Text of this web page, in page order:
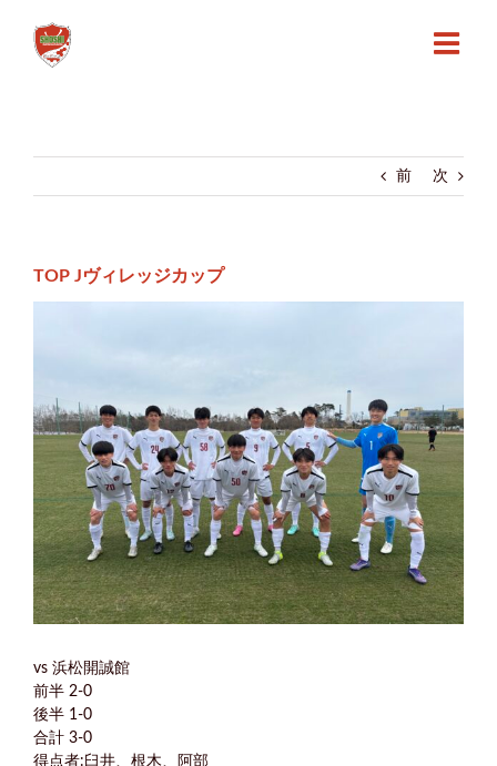
content
前 次
TOP Jヴィレッジカップ
vs 浜松開誠館
前半 2-0
後半 1-0
合計 3-0
得点者:臼井、根木、阿部